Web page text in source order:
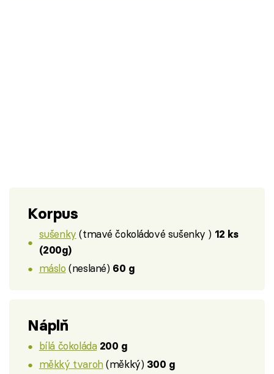
Korpus
sušenky (tmavé čokoládové sušenky ) 12 ks
(200g)
máslo (neslané) 60 g
Náplň
bílá čokoláda 200 g
měkký tvaroh(měkký) 300 g